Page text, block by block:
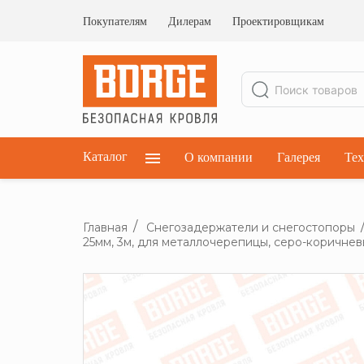
Покупателям Дилерам Проектировщикам
Каталог
Ограждения парапетные
О компании Галерея
Главная Снегозадержатели и снегостопоры
25мм, 3м, для металлочерепицы, серо-